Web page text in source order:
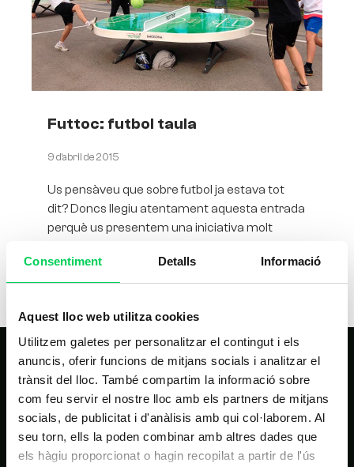
Consentiment Detalls Informació
Aquest lloc web utilitza cookies
Utilitzem galetes per personalitzar el contingut i els
anuncis, oferir funcions de mitjans socials i analitzar el
trànsit del lloc. També compartim la informació sobre
com feu servir el nostre lloc amb els partners de mitjans
socials, de publicitat i d'anàlisis amb qui col·laborem. Al
seu torn, ells la poden combinar amb altres dades que
els hàgiu proporcionat o hagin recopilat a partir de l'ús
Futtoc: futbol taula
9 d'abril de 2015
Us pensàveu que sobre futbol ja estava tot
dit? Doncs llegiu atentament aquesta entrada
perquè us presentem una iniciativa molt